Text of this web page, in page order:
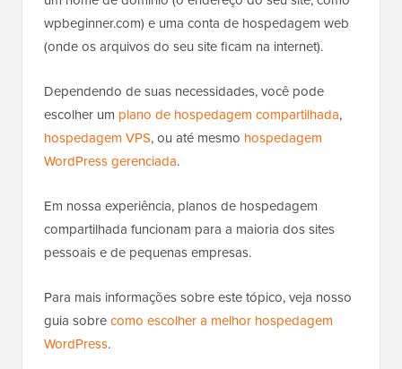
wpbeginner.com) e uma conta de hospedagem web
(onde os arquivos do seu site ficam na internet).
Dependendo de suas necessidades, você pode
escolher um plano de hospedagem compartilhada,
hospedagem VPS, ou até mesmo hospedagem
WordPress gerenciada.
Em nossa experiência, planos de hospedagem
compartilhada funcionam para a maioria dos sites
pessoais e de pequenas empresas.
Para mais informações sobre este tópico, veja nosso
guia sobrecomo escolher a melhor hospedagem
WordPress.